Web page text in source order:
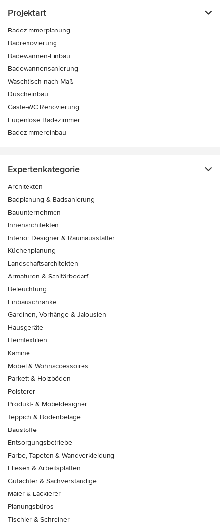
Projektart
Badezimmerplanung
Badrenovierung
Badewannen-Einbau
Badewannensanierung
Waschtisch nach Maß
Duscheinbau
Gäste-WC Renovierung
Fugenlose Badezimmer
Badezimmereinbau
Expertenkategorie
Architekten
Badplanung & Badsanierung
Bauunternehmen
Innenarchitekten
Interior Designer & Raumausstatter
Küchenplanung
Landschaftsarchitekten
Armaturen & Sanitärbedarf
Beleuchtung
Einbauschränke
Gardinen, Vorhänge & Jalousien
Hausgeräte
Heimtextilien
Kamine
Möbel & Wohnaccessoires
Parkett & Holzböden
Polsterer
Produkt- & Möbeldesigner
Teppich & Bodenbeläge
Baustoffe
Entsorgungsbetriebe
Farbe, Tapeten & Wandverkleidung
Fliesen & Arbeitsplatten
Gutachter & Sachverständige
Maler & Lackierer
Planungsbüros
Tischler & Schreiner